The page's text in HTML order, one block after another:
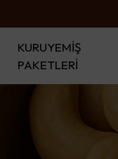
KURUYEMİŞ
PAKETLERİ